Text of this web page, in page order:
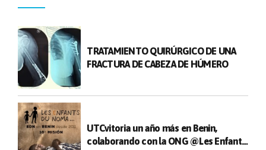
TRATAMIENTO QUIRÚRGICO DE UNA
FRACTURA DE CABEZA DE HÚMERO
UTCvitoria un año más en Benin,
colaborando con la ONG @Les Enfants